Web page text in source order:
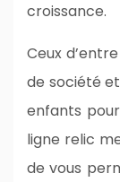
croissance.
Ceux
de société
enfants
ligne relic
de vous